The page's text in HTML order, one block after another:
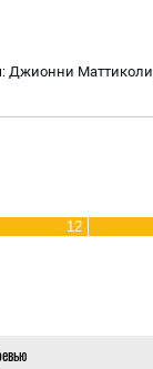
Джионни Маттиколи
12